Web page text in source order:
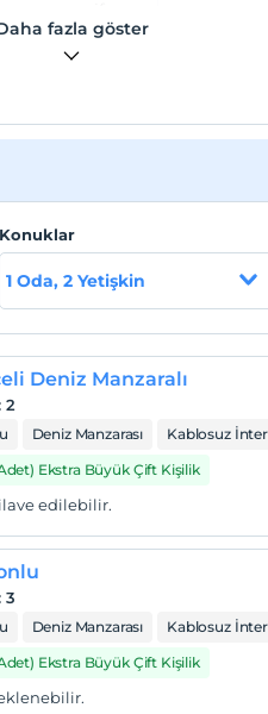
m² olarak 9 m
veren hemde
sağlayabilen
monte edildi.
fazla göster
Konuklar
1 Oda, 2 Yetişkin
Deniz Manzaralı
2
Deniz Manzarası Kablosuz
Ekstra Büyük Çift Kişilik
edilebilir.
3
Deniz Manzarası Kablosuz
Ekstra Büyük Çift Kişilik